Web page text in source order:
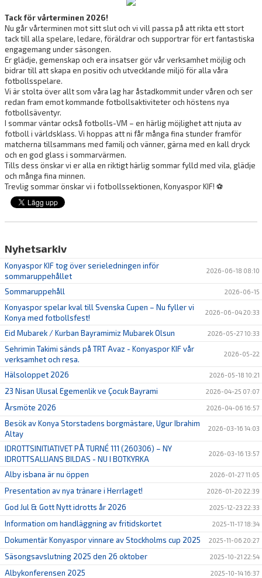
Tack för vårterminen 2026!
Nu går vårterminen mot sitt slut och vi vill passa på att rikta ett stort
tack till alla spelare, ledare, föräldrar och supportrar för ert fantastiska
engagemang under säsongen.
Er glädje, gemenskap och era insatser gör vår verksamhet möjlig och
bidrar till att skapa en positiv och utvecklande miljö för alla våra
fotbollsspelare.
Vi är stolta över allt som våra lag har åstadkommit under våren och ser
redan fram emot kommande fotbollsaktiviteter och höstens nya
fotbollsäventyr.
I sommar väntar också fotbolls-VM – en härlig möjlighet att njuta av
fotboll i världsklass. Vi hoppas att ni får många fina stunder framför
matcherna tillsammans med familj och vänner, gärna med en kall dryck
och en god glass i sommarvärmen.
Tills dess önskar vi er alla en riktigt härlig sommar fylld med vila, glädje
och många fina minnen.
Trevlig sommar önskar vi i fotbollssektionen, Konyaspor KIF! ⚽
Nyhetsarkiv
Konyaspor KIF tog över serieledningen inför
sommaruppehållet
2026-06-18 08:10
Sommaruppehåll 2026-06-15
Konyaspor spelar kval till Svenska Cupen – Nu fyller vi
Konya med fotbollsfest!
2026-06-04 20:33
Eid Mubarek / Kurban Bayramimiz Mubarek Olsun 2026-05-27 10:33
Sehrimin Takimi sänds på TRT Avaz - Konyaspor KIF vår
verksamhet och resa.
2026-05-22
Hälsoloppet 2026 2026-05-18 10:21
23 Nisan Ulusal Egemenlik ve Çocuk Bayrami 2026-04-25 07:07
Årsmöte 2026 2026-04-06 16:57
Besök av Konya Storstadens borgmästare, Ugur Ibrahim
Altay
2026-03-16 14:03
IDROTTSINITIATIVET PÅ TURNÉ 111 (260306) – NY
IDROTTSALLIANS BILDAS - NU I BOTKYRKA
2026-03-16 13:57
Alby isbana är nu öppen 2026-01-27 11:05
Presentation av nya tränare i Herrlaget! 2026-01-20 22:39
God Jul & Gott Nytt idrotts år 2026 2025-12-23 22:33
Information om handläggning av fritidskortet 2025-11-17 18:34
Dokumentär Konyaspor vinnare av Stockholms cup 2025 2025-11-06 20:27
Säsongsavslutning 2025 den 26 oktober 2025-10-21 22:54
Albykonferensen 2025 2025-10-14 16:37